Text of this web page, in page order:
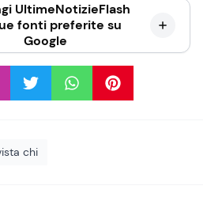
UltimeNotizieFlash
fonti preferite su
Google
chi